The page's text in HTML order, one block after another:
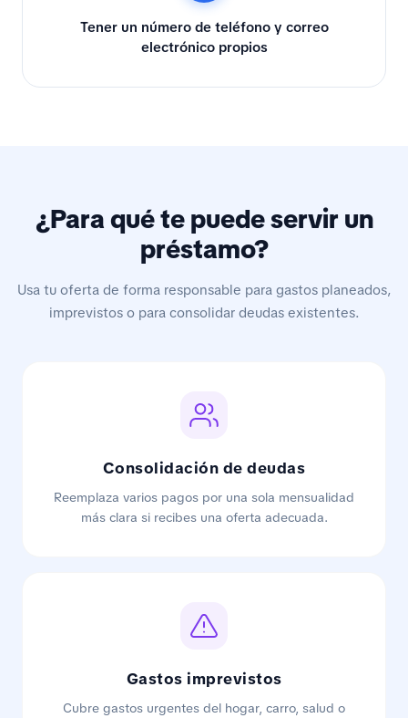
Tener un número de teléfono y correo
electrónico propios
¿Para qué te puede servir un
préstamo?
Usa tu oferta de forma responsable para gastos planeados,
imprevistos o para consolidar deudas existentes.
Consolidación de deudas
Reemplaza varios pagos por una sola mensualidad
más clara si recibes una oferta adecuada.
Gastos imprevistos
Cubre gastos urgentes del hogar, carro, salud o